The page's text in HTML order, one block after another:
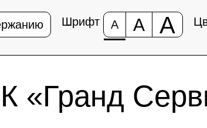
Шрифт А А А
«Гранд